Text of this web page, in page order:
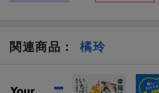
関連商品 ： 橘玲